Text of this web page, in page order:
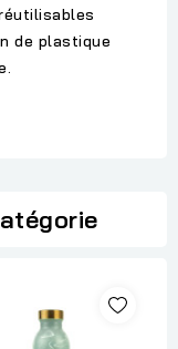
de plastique